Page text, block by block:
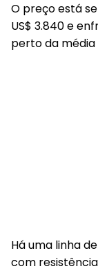
O preço está
US$ 3.840 e
perto da média
Há uma linha
com